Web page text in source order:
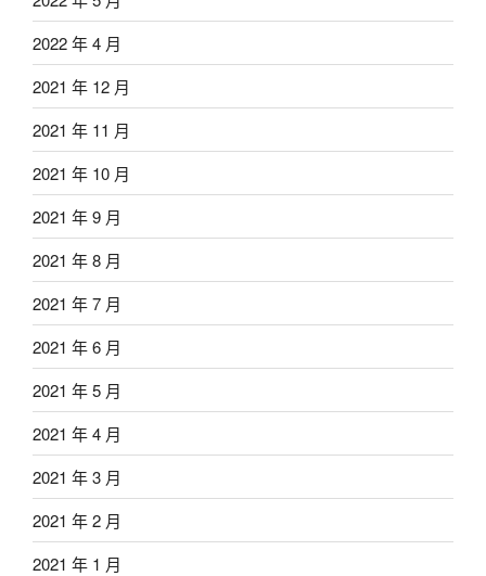
2022 年 4 月
2021 年 12 月
2021 年 11 月
2021 年 10 月
2021 年 9 月
2021 年 8 月
2021 年 7 月
2021 年 6 月
2021 年 5 月
2021 年 4 月
2021 年 3 月
2021 年 2 月
2021 年 1 月